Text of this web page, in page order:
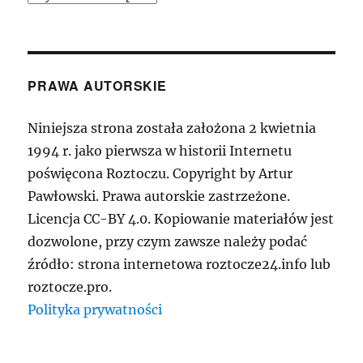
PRAWA AUTORSKIE
Niniejsza strona została założona 2 kwietnia
1994 r. jako pierwsza w historii Internetu
poświęcona Roztoczu. Copyright by Artur
Pawłowski. Prawa autorskie zastrzeżone.
Licencja CC-BY 4.0. Kopiowanie materiałów jest
dozwolone, przy czym zawsze należy podać
źródło: strona internetowa roztocze24.info lub
roztocze.pro.
Polityka prywatności